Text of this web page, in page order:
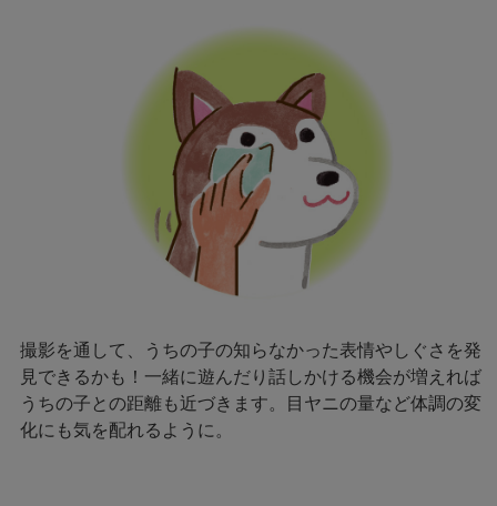
撮影を通して、うちの子の知らなかった表情やしぐさを発
見できるかも！一緒に遊んだり話しかける機会が増えれば
うちの子との距離も近づきます。目ヤニの量など体調の変
化にも気を配れるように。